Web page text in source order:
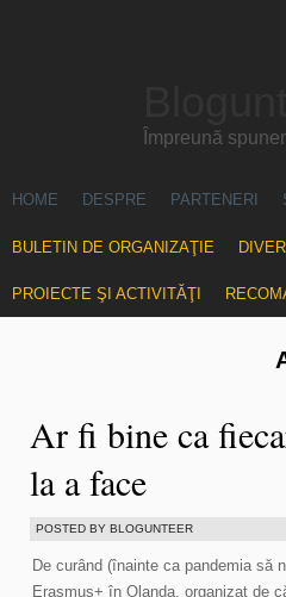
Împreună
HOME DESPRE PARTENERI
BULETIN DE ORGANIZAŢIE
PROIECTE ŞI ACTIVITĂŢI
Ar fi bine ca
la a face
POSTED BY BLOGUNTEER
De curând (înainte ca pandemia să
Erasmus+ în Olanda, organizat de